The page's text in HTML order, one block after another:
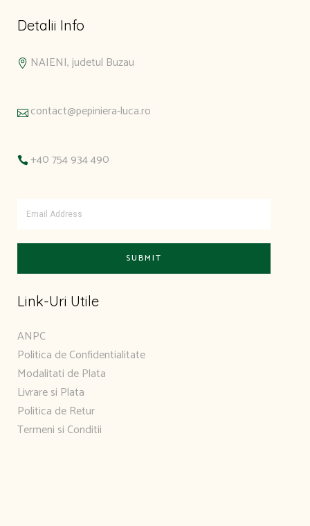
Detalii Info
NAIENI, judetul Buzau
contact@pepiniera-luca.ro
+40 754 934 490
Link-Uri Utile
ANPC
Politica de Confidentialitate
Modalitati de Plata
Livrare si Plata
Politica de Retur
Termeni si Conditii